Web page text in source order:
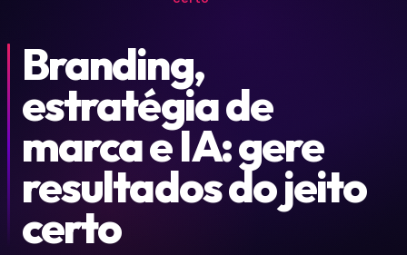
Branding,
estratégia de
marca e IA: gere
resultados do jeito
certo